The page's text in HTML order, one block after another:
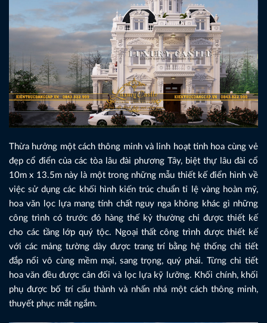
Thừa hưởng một cách thông minh và linh hoạt tinh hoa cùng vẻ
đẹp cổ điển của các tòa lâu đài phương Tây, biệt thự lâu đài cổ
10m x 13.5m này là một trong những mẫu thiết kế điển hình về
việc sử dụng các khối hình kiến trúc chuẩn tỉ lệ vàng hoàn mỹ,
hoa văn lọc lựa mang tính chất nguy nga không khác gì những
công trình có trước đó hàng thế kỷ thường chỉ được thiết kế
cho các tầng lớp quý tộc. Ngoại thất công trình được thiết kế
với các mảng tường dày được trang trí bằng hệ thống chi tiết
đắp nổi vô cùng mềm mại, sang trọng, quý phái. Từng chi tiết
hoa văn đều được cân đối và lọc lựa kỹ lưỡng. Khối chính, khối
phụ được bố trí cấu thành và nhấn nhá một cách thông minh,
thuyết phục mắt ngắm.